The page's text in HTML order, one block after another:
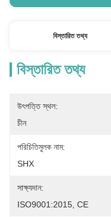
বিস্তারিত তথ্য
বিস্তারিত তথ্য
উৎপত্তি স্থল:
চীন
পরিচিতিমুলক নাম:
SHX
সাক্ষ্যদান:
ISO9001:2015, CE